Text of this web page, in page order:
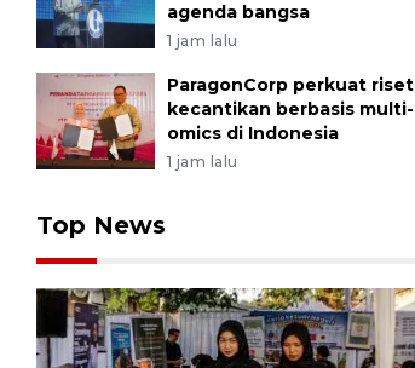
agenda bangsa
1 jam lalu
ParagonCorp perkuat riset
kecantikan berbasis multi-
omics di Indonesia
1 jam lalu
Top News